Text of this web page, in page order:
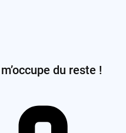
du reste !